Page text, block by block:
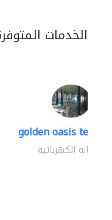
الخدمات
golden oasis
الصيانة الكهربائية